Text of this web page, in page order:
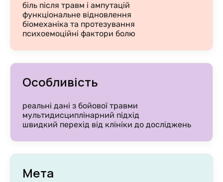
біль після травм і ампутацій
функціональне відновлення
біомеханіка та протезування
психоемоційні фактори болю
Особливість
реальні дані з бойової травми
мультидисциплінарний підхід
швидкий перехід від клініки до досліджень
Мета